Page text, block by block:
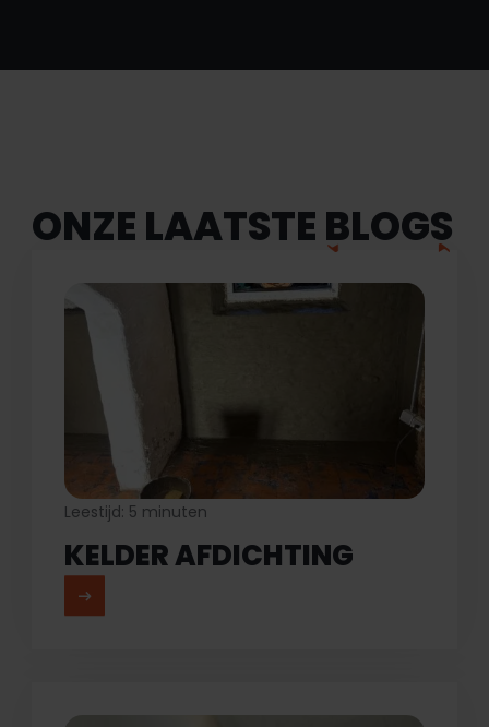
ONZE LAATSTEBLOGS
Leestijd: 5 minuten
KELDER AFDICHTING
MEER LEZEN